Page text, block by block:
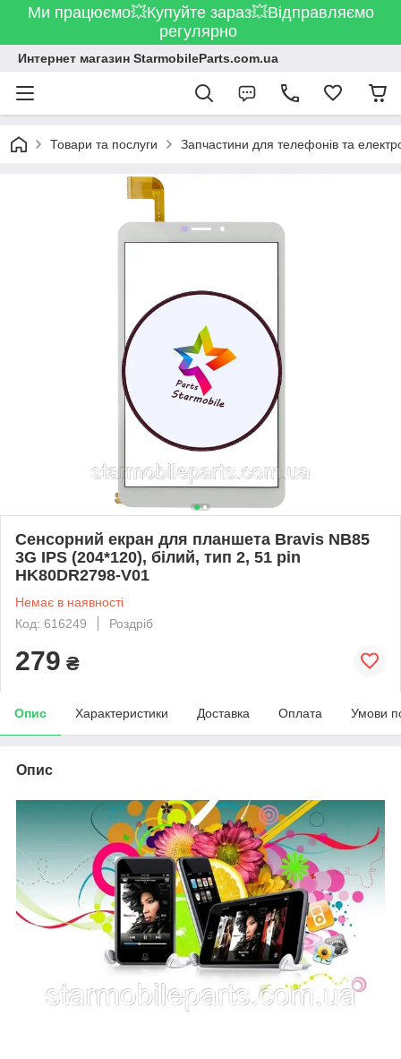
Ми працюємо💥Купуйте зараз💥Відправляємо
регулярно
Интернет магазин StarmobileParts.com.ua
Товари та послуги Запчастини для телефонів та
Сенсорний екран для планшета Bravis NB85
3G IPS (204*120), білий, тип 2, 51 pin
HK80DR2798-V01
Немає в наявності
Код: 616249
Роздріб
279 ₴
Опис Характеристики Доставка Оплата Умови
Опис